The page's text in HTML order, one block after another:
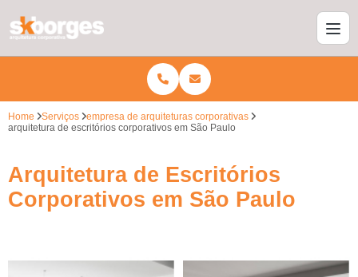
Home Serviços
empresa de arquiteturas corporativas
arquitetura de escritórios corporativos em São Paulo
Arquitetura de Escritórios
Corporativos em São Paulo